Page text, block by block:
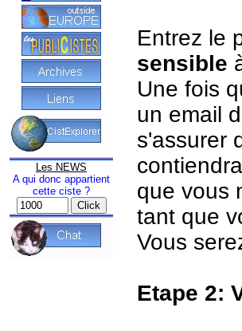
Les NEWS
A qui donc appartient
cette ciste ?
Entrez le
sensible
Une fois
un email
s'assurer
que vous
tant que
Vous
Etape 2: